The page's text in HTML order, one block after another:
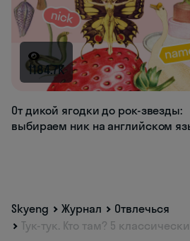
1184.7K
От дикой ягодки до рок-звезды:
выбираем ник на английском
Skyeng Журнал
Отвлечься
Тук-тук. Кто там? 5